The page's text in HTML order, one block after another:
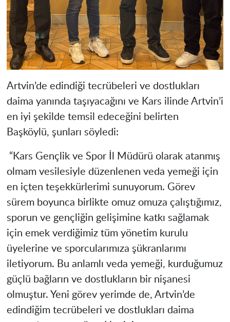
Artvin’de edindiği tecrübeleri ve dostlukları
daima yanında taşıyacağını ve Kars ilinde Artvin’i
en iyi şekilde temsil edeceğini belirten
Başköylü, şunları söyledi:
“Kars Gençlik ve Spor İl Müdürü olarak atanmış
olmam vesilesiyle düzenlenen veda yemeği için
en içten teşekkürlerimi sunuyorum. Görev
sürem boyunca birlikte omuz omuza çalıştığımız,
sporun ve gençliğin gelişimine katkı sağlamak
için emek verdiğimiz tüm yönetim kurulu
üyelerine ve sporcularımıza şükranlarımı
iletiyorum. Bu anlamlı veda yemeği, kurduğumuz
güçlü bağların ve dostlukların bir nişanesi
olmuştur. Yeni görev yerimde de, Artvin’de
edindiğim tecrübeleri ve dostlukları daima